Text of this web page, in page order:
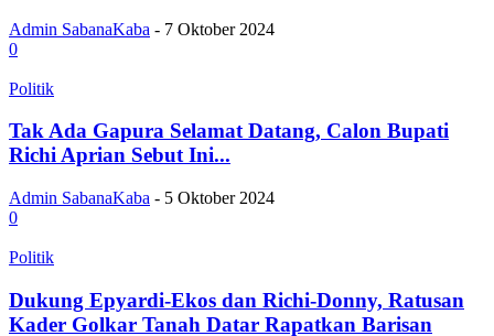
Admin SabanaKaba - 7 Oktober 2024
0
Politik
Tak Ada Gapura Selamat Datang, Calon Bupati
Richi Aprian Sebut Ini...
Admin SabanaKaba - 5 Oktober 2024
0
Politik
Dukung Epyardi-Ekos dan Richi-Donny, Ratusan
Kader Golkar Tanah Datar Rapatkan Barisan